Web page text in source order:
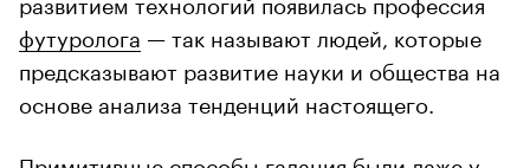
футуролога — так называют людей, которые
предсказывают развитие науки и общества на
основе анализа тенденций настоящего.